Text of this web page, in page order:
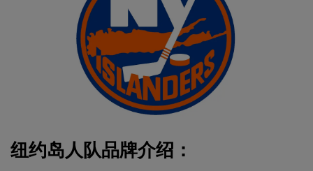
纽约岛人队品牌介绍：